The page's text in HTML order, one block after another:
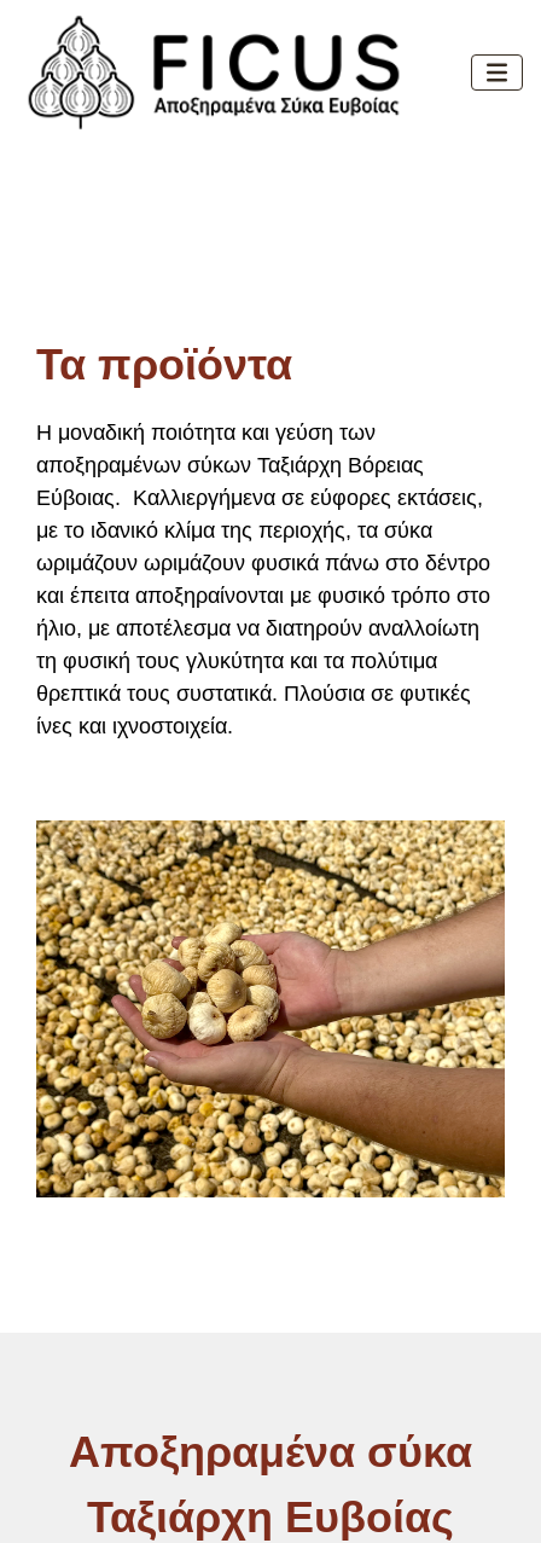
Τα προϊόντα
Η μοναδική ποιότητα και γεύση των
αποξηραμένων σύκων Ταξιάρχη Βόρειας
Εύβοιας. Kαλλιεργήμενα σε εύφορες εκτάσεις,
με το ιδανικό κλίμα της περιοχής, τα σύκα
ωριμάζουν ωριμάζουν φυσικά πάνω στο δέντρο
και έπειτα αποξηραίνονται με φυσικό τρόπο στο
ήλιο, με αποτέλεσμα να διατηρούν αναλλοίωτη
τη φυσική τους γλυκύτητα και τα πολύτιμα
θρεπτικά τους συστατικά. Πλούσια σε φυτικές
ίνες και ιχνοστοιχεία.
Αποξηραμένα σύκα
Ταξιάρχη Ευβοίας